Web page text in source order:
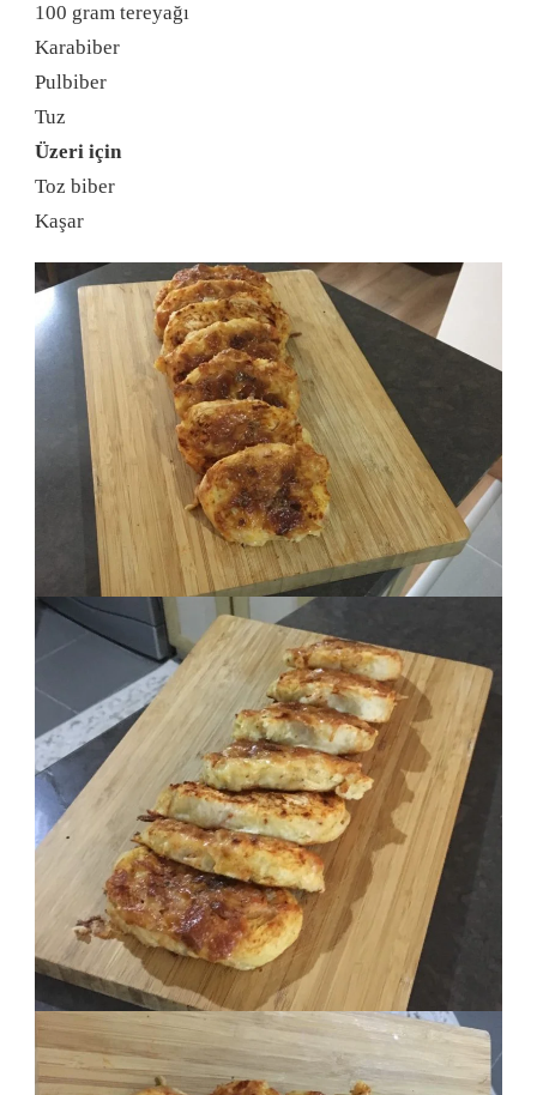
100 gram tereyağı
Karabiber
Pulbiber
Tuz
Üzeri için
Toz biber
Kaşar